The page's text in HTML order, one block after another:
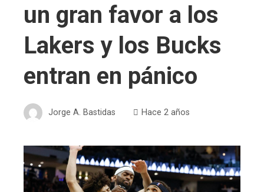
un gran favor a los
Lakers y los Bucks
entran en pánico
Jorge A. Bastidas Hace 2 años